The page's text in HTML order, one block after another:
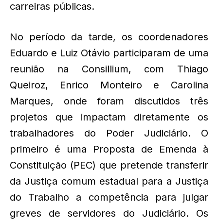
carreiras públicas.
No período da tarde, os coordenadores
Eduardo e Luiz Otávio participaram de uma
reunião na Consillium, com Thiago
Queiroz, Enrico Monteiro e Carolina
Marques, onde foram discutidos três
projetos que impactam diretamente os
trabalhadores do Poder Judiciário. O
primeiro é uma Proposta de Emenda à
Constituição (PEC) que pretende transferir
da Justiça comum estadual para a Justiça
do Trabalho a competência para julgar
greves de servidores do Judiciário. Os